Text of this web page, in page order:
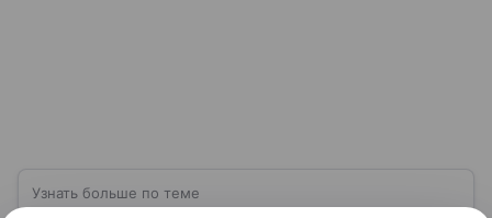
Узнать больше по теме